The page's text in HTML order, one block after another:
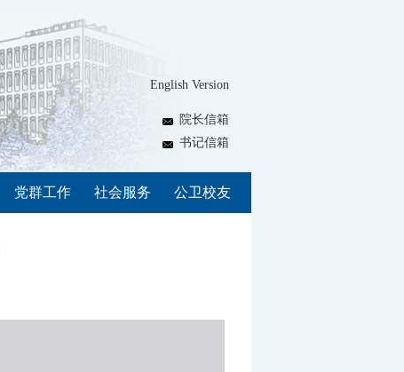
English Version
院长信箱
书记信箱
党群工作 社会服务 公卫校友